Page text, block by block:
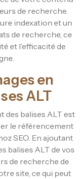
de recherche.
indexation et un
de recherche, ce
et l’efficacité de
en
ALT
des balises ALT est
le référencement
SEO. En ajoutant
balises ALT de vos
de recherche de
site, ce qui peut